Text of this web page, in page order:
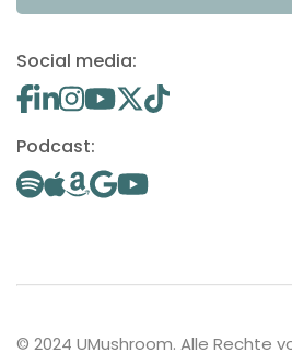
Social media:
Podcast:
© 2024 UMushroom. Alle Rechte